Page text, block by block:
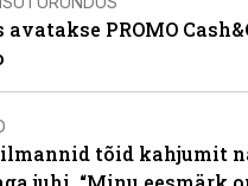
avatakse PROMO
tõid kahjumit